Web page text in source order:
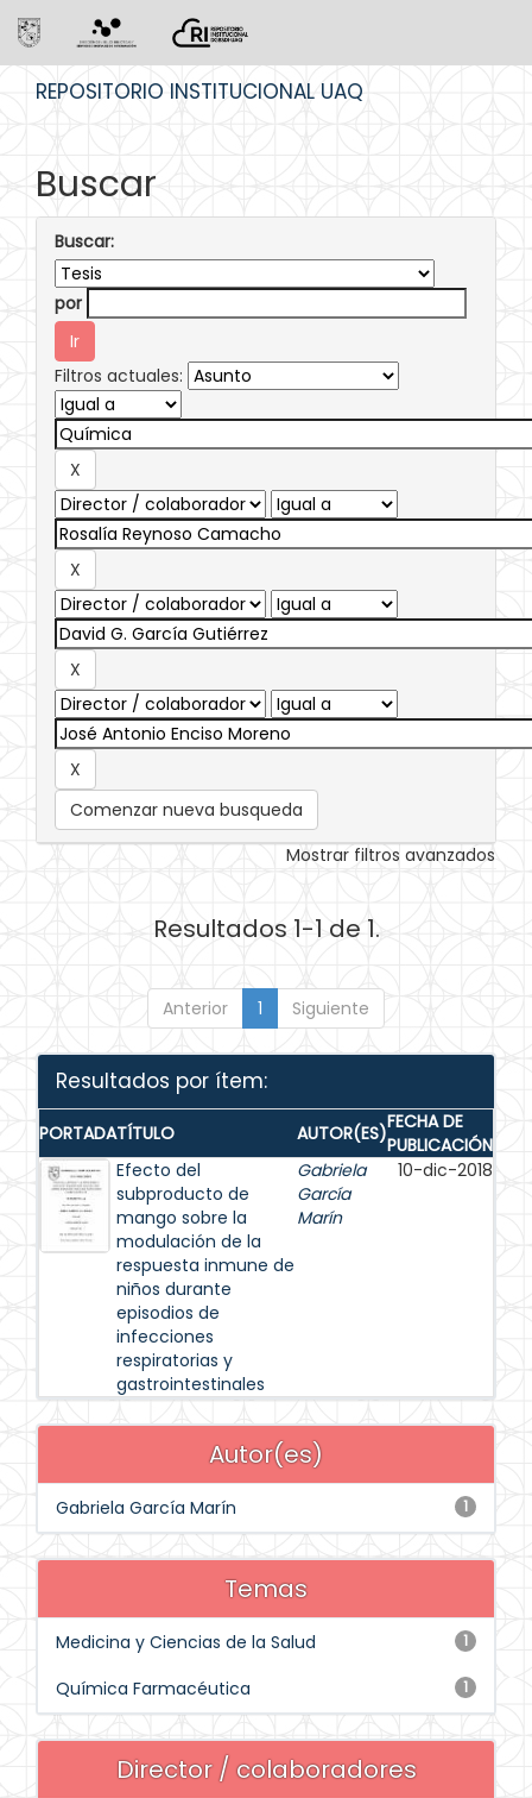
REPOSITORIO INSTITUCIONAL UAQ
Buscar
Buscar:
por
Filtros actuales:
Comenzar nueva busqueda
Mostrar filtros avanzados
Resultados 1-1 de 1.
Anterior 1 Siguiente
Resultados por ítem:
PORTADATÍTULO AUTOR(ES)FECHA DE
PUBLICACIÓN
Efecto del
subproducto de
mango sobre la
modulación de la
respuesta inmune de
niños durante
episodios de
infecciones
respiratorias y
gastrointestinales
Gabriela
García
Marín
10-dic-2018
Autor(es)
1
Gabriela García Marín
Temas
1
Medicina y Ciencias de la Salud
1
Química Farmacéutica
Director / colaboradores